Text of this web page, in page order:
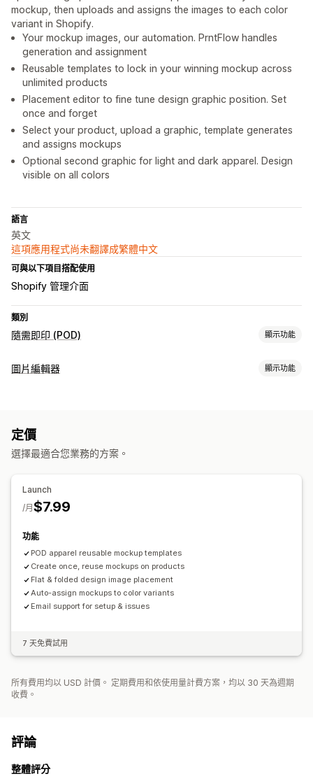
mockup, then uploads and assigns the images to each color
variant in Shopify.
Your mockup images, our automation. PrntFlow handles
generation and assignment
Reusable templates to lock in your winning mockup across
unlimited products
Placement editor to fine tune design graphic position. Set
once and forget
Select your product, upload a graphic, template generates
and assigns mockups
Optional second graphic for light and dark apparel. Design
visible on all colors
語言
英文
這項應用程式尚未翻譯成繁體中文
可與以下項目搭配使用
Shopify 管理介面
類別
隨需即印 (POD) 顯示功能
商品客製化
服飾
圖片編輯器 顯示功能
定價
選擇最適合您業務的方案。
Launch
$7.99
/月
功能
POD apparel reusable mockup templates
Create once, reuse mockups on products
Flat & folded design image placement
Auto-assign mockups to color variants
Email support for setup & issues
7 天免費試用
所有費用均以 USD 計價。 定期費用和依使用量計費方案，均以 30 天為週期
收費。
評論
整體評分